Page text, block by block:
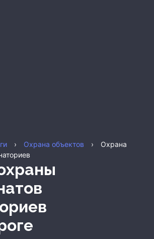
› Охрана объектов ›
Охрана